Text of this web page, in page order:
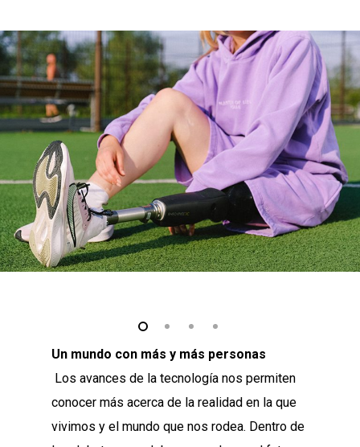
Un mundo con más y más personas
Los avances de la tecnología nos permiten
conocer más acerca de la realidad en la que
vivimos y el mundo que nos rodea. Dentro de